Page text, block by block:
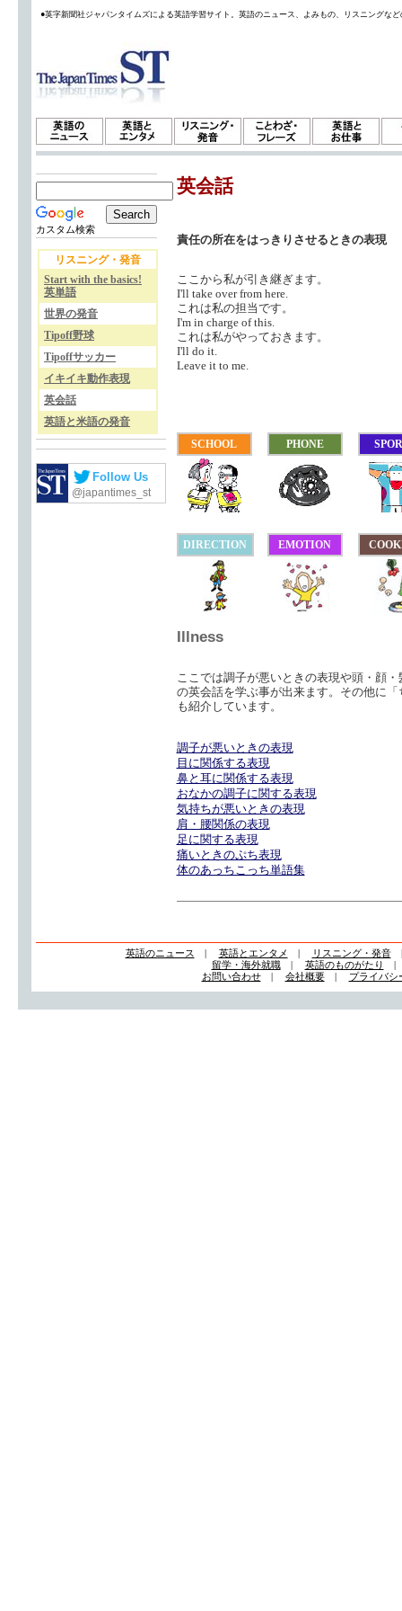
●英字新聞社ジャパンタイムズによる英語学習サイト。英語のニュース、よみもの、リスニングな
カスタム検索
リスニング・発音
Start with the basics!
英単語
世界の発音
Tipoff野球
Tipoffサッカー
イキイキ動作表現
英会話
英語と米語の発音
Follow Us
@japantimes_st
英会話
責任の所在をはっきりさせるときの表現
ここから私が引き継ぎます。
I'll take over from here.
これは私の担当です。
I'm in charge of this.
これは私がやっておきます。
I'll do it.
Leave it to me.
SCHOOL PHONE
DIRECTION EMOTION
Illness
ここでは調子が悪いときの表現や頭・顔
の英会話を学ぶ事が出来ます。その他に
も紹介しています。
調子が悪いときの表現
目に関係する表現
鼻と耳に関係する表現
おなかの調子に関する表現
気持ちが悪いときの表現
肩・腰関係の表現
足に関する表現
痛いときのぷち表現
体のあっちこっち単語集
英語のニュース | 英語とエンタメ | リスニング・発音
留学・海外就職| 英語のものがたり
お問い合わせ| 会社概要| プライバシ